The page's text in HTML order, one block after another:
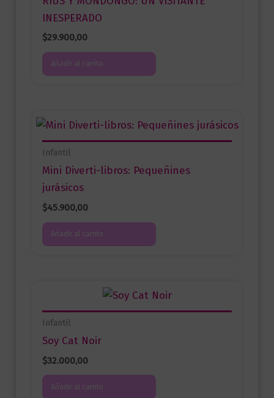
INESPERADO
$29.900,00
Añadir al carrito
Infantil
Mini Diverti-libros: Pequeñines
jurásicos
$45.900,00
Añadir al carrito
Infantil
Soy Cat Noir
$32.000,00
Añadir al carrito